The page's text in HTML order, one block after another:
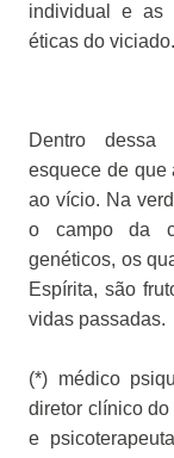
individual e as
éticas do viciado.
Dentro dessa
esquece de que
ao vício. Na
o campo da
genéticos, os
Espírita, são
vidas passadas.
(*) médico
diretor clínico
e